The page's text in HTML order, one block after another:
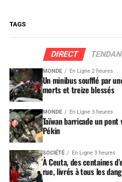
TAGS
DIRECT
MONDE En Ligne 2 heures
Un minibus soufflé par
morts et treize blessés
MONDE En Ligne 3 heures
Taïwan barricade un
Pékin
SOCIÉTÉ En Ligne 3 heures
À Ceuta, des centaines
rue, livrés à tous les